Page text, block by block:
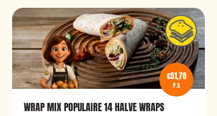
€51,78
P.S
WRAP MIX POPULAIRE 14 HALVE WRAPS